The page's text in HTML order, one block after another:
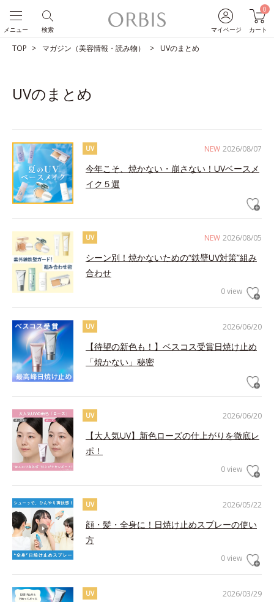
マイページ
0
カート
検索
メニュー
TOP マガジン（美容情報・読み物） UVのまとめ
UVのまとめ
NEW 2026/08/07
UV
今年こそ、焼かない・崩さない！UVベースメ
イク５選
NEW 2026/08/05
UV
シーン別！焼かないための“鉄壁UV対策”組み
合わせ
0 view
2026/06/20
UV
【待望の新色も！】ベスコス受賞日焼け止め
「焼かない」秘密
2026/06/20
UV
【大人気UV】新色ローズの仕上がりを徹底レ
ポ！
0 view
2026/05/22
UV
顔・髪・全身に！日焼け止めスプレーの使い
方
0 view
2026/03/29
UV